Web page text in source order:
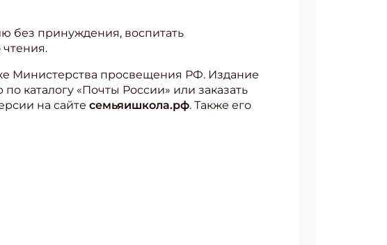
без принуждения, воспитать
Министерства просвещения РФ. Издание
каталогу «Почты России» или заказать
на сайте семьяишкола.рф. Также его